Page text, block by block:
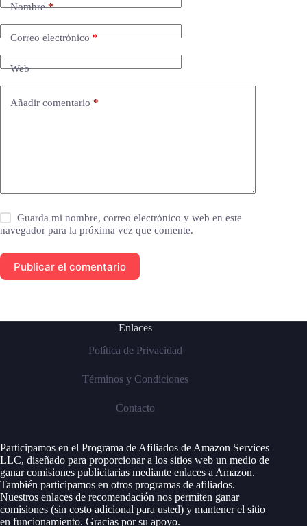
Nombre*
Correo electrónico*
Web
Añadir comentario *
Guarda mi nombre, correo electrónico y web en este
navegador para la próxima vez que comente.
Publicar el comentario
Enlaces
Política de Privacidad
Términos y Condiciones
Contacto
Participamos en el Programa de Afiliados de Amazon Services
LLC, diseñado para proporcionar a los sitios web un medio de
ganar comisiones publicitarias mediante enlaces a Amazon.
También participamos en otros programas de afiliados.
Nuestros enlaces de recomendación nos permiten ganar
comisiones (sin costo adicional para usted) y mantener el sitio
en funcionamiento. Gracias por su apoyo.